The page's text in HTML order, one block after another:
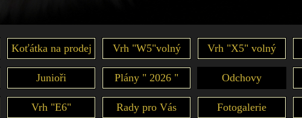
Koťátka na prodej Vrh "W5"volný Vrh "X5" volný
Junioři Plány " 2026 " Odchovy
Vrh "E6" Rady pro Vás Fotogalerie